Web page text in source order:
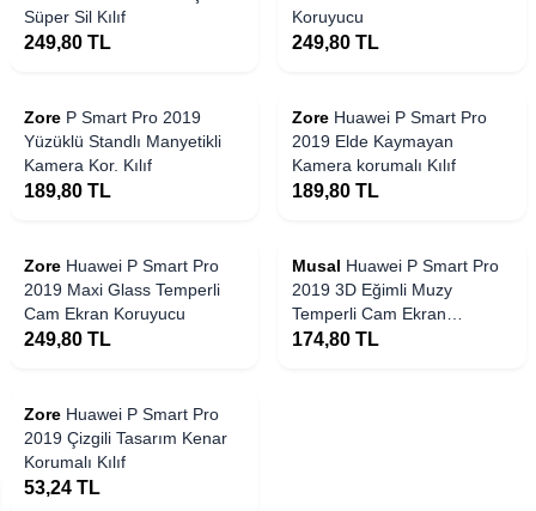
Süper Sil Kılıf
249,80 TL
Koruyucu
249,80 TL
Zore P Smart Pro 2019
Yüzüklü Standlı Manyetikli
Kamera Kor. Kılıf
189,80 TL
Zore Huawei P Smart Pro
2019 Elde Kaymayan
Kamera korumalı Kılıf
189,80 TL
Zore Huawei P Smart Pro
2019 Maxi Glass Temperli
Cam Ekran Koruyucu
249,80 TL
Musal Huawei P Smart Pro
2019 3D Eğimli Muzy
Temperli Cam Ekran
Koruyucu
174,80 TL
Zore Huawei P Smart Pro
2019 Çizgili Tasarım Kenar
Korumalı Kılıf
53,24 TL